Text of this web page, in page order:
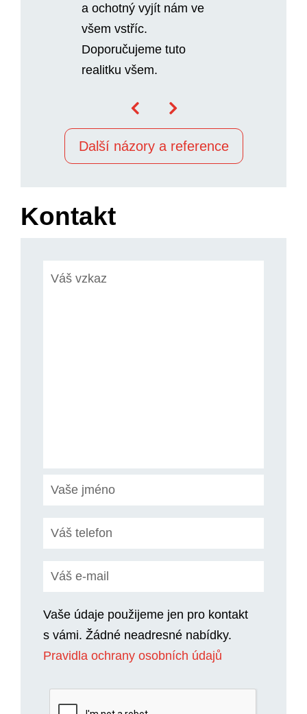
a ochotný vyjít nám ve
všem vstříc.
Doporučujeme tuto
realitku všem.
Další názory a reference
Kontakt
Vaše údaje použijeme jen pro kontakt
s vámi. Žádné neadresné nabídky.
Pravidla ochrany osobních údajů